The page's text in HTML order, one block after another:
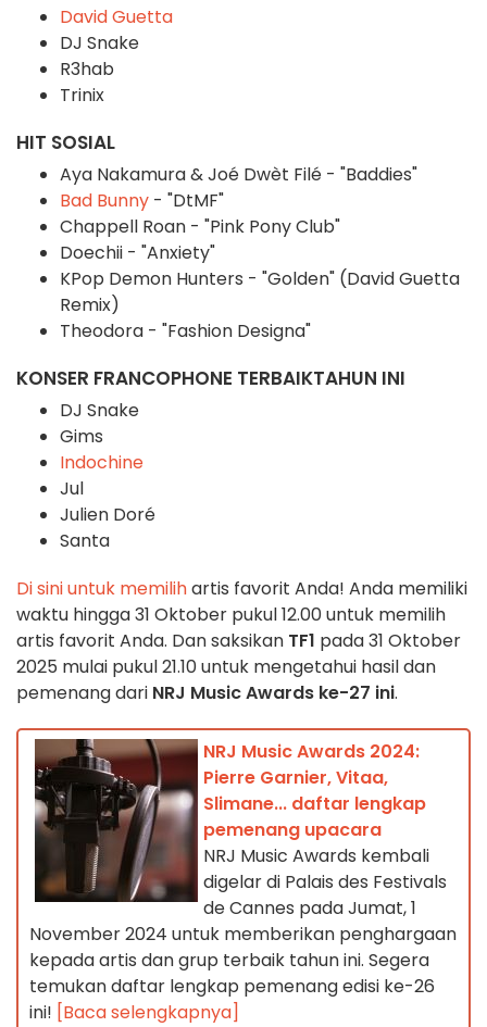
David Guetta
DJ Snake
R3hab
Trinix
HIT SOSIAL
Aya Nakamura & Joé Dwèt Filé - "Baddies"
Bad Bunny - "DtMF"
Chappell Roan - "Pink Pony Club"
Doechii - "Anxiety"
KPop Demon Hunters - "Golden" (David Guetta
Remix)
Theodora - "Fashion Designa"
KONSER FRANCOPHONE TERBAIKTAHUN INI
DJ Snake
Gims
Indochine
Jul
Julien Doré
Santa
Di sini untuk memilihartis favorit Anda! Anda memiliki
waktu hingga 31 Oktober pukul 12.00 untuk memilih
artis favorit Anda. Dan saksikan TF1 pada 31 Oktober
2025 mulai pukul 21.10 untuk mengetahui hasil dan
pemenang dari NRJ Music Awards ke-27 ini.
NRJ Music Awards 2024:
Pierre Garnier, Vitaa,
Slimane... daftar lengkap
pemenang upacara
NRJ Music Awards kembali
digelar di Palais des Festivals
de Cannes pada Jumat, 1
November 2024 untuk memberikan penghargaan
kepada artis dan grup terbaik tahun ini. Segera
temukan daftar lengkap pemenang edisi ke-26
ini! [Baca selengkapnya]